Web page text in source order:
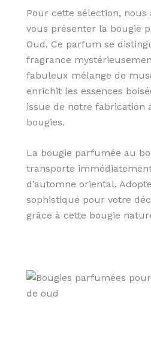
Pour cette sélection, nous
vous présenter la bougie
Oud. Ce parfum se
fragrance
fabuleux mélange de
enrichit les essences
issue de notre fabrication
bougies.
La bougie parfumée au
transporte
d’automne oriental.
sophistiqué pour votre
grâce à cette bougie